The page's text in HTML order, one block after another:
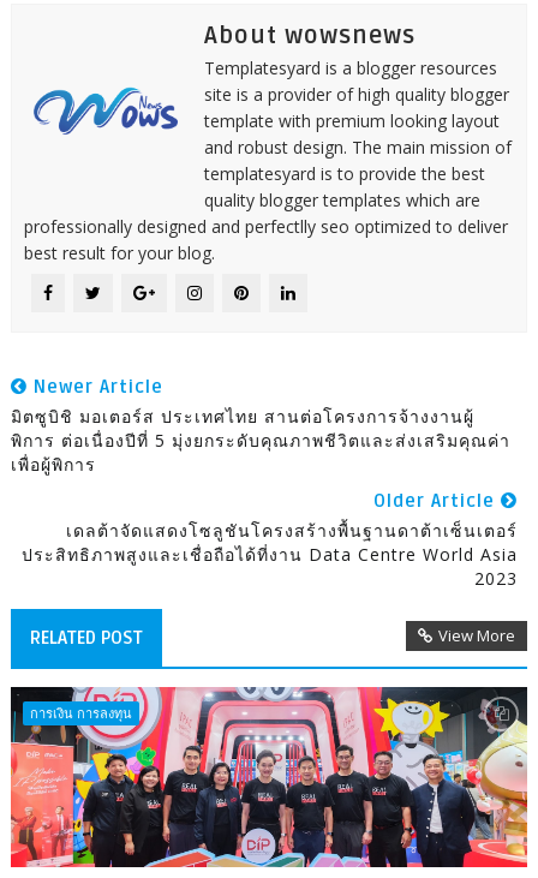
About wowsnews
Templatesyard is a blogger resources
site is a provider of high quality blogger
template with premium looking layout
and robust design. The main mission of
templatesyard is to provide the best
quality blogger templates which are
professionally designed and perfectlly seo optimized to deliver
best result for your blog.
Newer Article
มิตซูบิชิ มอเตอร์ส ประเทศไทย สานต่อโครงการจ้างงานผู้
พิการ ต่อเนื่องปีที่ 5 มุ่งยกระดับคุณภาพชีวิตและส่งเสริมคุณค่า
เพื่อผู้พิการ
Older Article
เดลต้าจัดแสดงโซลูชันโครงสร้างพื้นฐานดาต้าเซ็นเตอร์
ประสิทธิภาพสูงและเชื่อถือได้ที่งาน Data Centre World Asia
2023
RELATED POST View More
การเงิน การลงทุน